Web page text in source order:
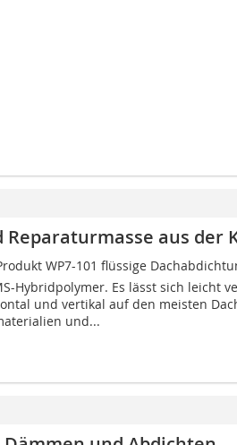
aus der
WP7-101 flüssige
Hybridpolymer. Es lässt sich leicht
und vertikal auf den meisten
und...